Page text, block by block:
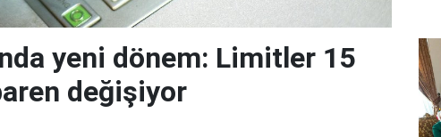
yeni dönem: Limitler 15
değişiyor